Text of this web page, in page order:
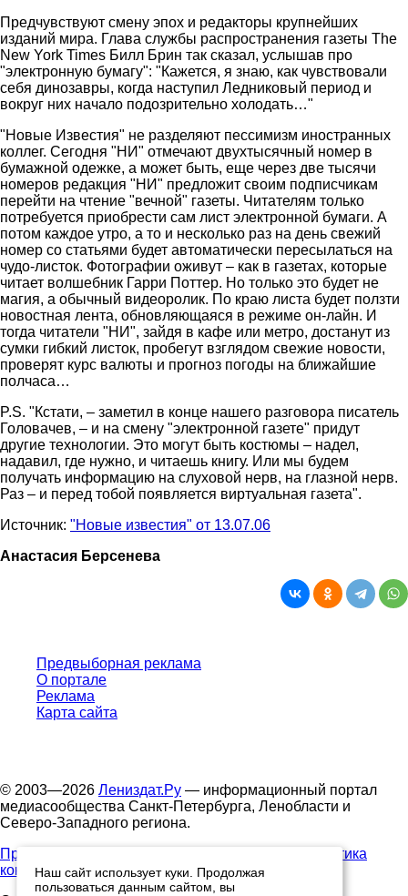
Предчувствуют смену эпох и редакторы крупнейших
изданий мира. Глава службы распространения газеты The
New York Times Билл Брин так сказал, услышав про
"электронную бумагу": "Кажется, я знаю, как чувствовали
себя динозавры, когда наступил Ледниковый период и
вокруг них начало подозрительно холодать…"
"Новые Известия" не разделяют пессимизм иностранных
коллег. Сегодня "НИ" отмечают двухтысячный номер в
бумажной одежке, а может быть, еще через две тысячи
номеров редакция "НИ" предложит своим подписчикам
перейти на чтение "вечной" газеты. Читателям только
потребуется приобрести сам лист электронной бумаги. А
потом каждое утро, а то и несколько раз на день свежий
номер со статьями будет автоматически пересылаться на
чудо-листок. Фотографии оживут – как в газетах, которые
читает волшебник Гарри Поттер. Но только это будет не
магия, а обычный видеоролик. По краю листа будет ползти
новостная лента, обновляющаяся в режиме он-лайн. И
тогда читатели "НИ", зайдя в кафе или метро, достанут из
сумки гибкий листок, пробегут взглядом свежие новости,
проверят курс валюты и прогноз погоды на ближайшие
полчаса…
P.S. "Кстати, – заметил в конце нашего разговора писатель
Головачев, – и на смену "электронной газете" придут
другие технологии. Это могут быть костюмы – надел,
надавил, где нужно, и читаешь книгу. Или мы будем
получать информацию на слуховой нерв, на глазной нерв.
Раз – и перед тобой появляется виртуальная газета".
Источник: "Новые известия" от 13.07.06
Анастасия Берсенева
Предвыборная реклама
О портале
Реклама
Карта сайта
© 2003—2026 Лениздат.Ру — информационный портал
медиасообщества Санкт-Петербурга, Ленобласти и
Северо-Западного региона.
Правила использования содержания сайта.
Политика
конфиденциальности.
Наш сайт использует куки. Продолжая
пользоваться данным сайтом, вы